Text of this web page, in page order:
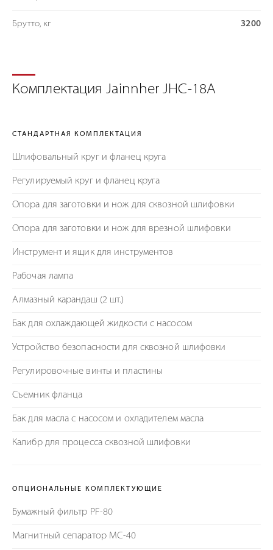
Брутто, кг 3200
Комплектация Jainnher JHC-18A
СТАНДАРТНАЯ КОМПЛЕКТАЦИЯ
Шлифовальный круг и фланец круга
Регулируемый круг и фланец круга
Опора для заготовки и нож для сквозной шлифовки
Опора для заготовки и нож для врезной шлифовки
Инструмент и ящик для инструментов
Рабочая лампа
Алмазный карандаш (2 шт.)
Бак для охлаждающей жидкости с насосом
Устройство безопасности для сквозной шлифовки
Регулировочные винты и пластины
Съемник фланца
Бак для масла с насосом и охладителем масла
Калибр для процесса сквозной шлифовки
ОПЦИОНАЛЬНЫЕ КОМПЛЕКТУЮЩИЕ
Бумажный фильтр PF-80
Магнитный сепаратор MC-40